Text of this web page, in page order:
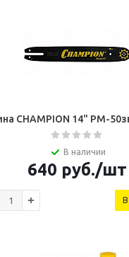
CHAMPION 14" РМ-
В наличии
640 руб./шт